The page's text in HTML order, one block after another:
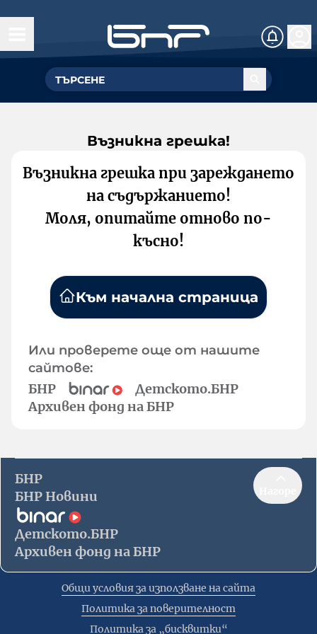
Възникна грешка!
Възникна грешка при зареждането
на съдържанието!
Моля, опитайте отново по-
късно!
Към начална страница
Или проверете още от нашите
сайтове:
БНР
Детското.БНР
Архивен фонд на БНР
БНР
БНР Новини
Детското.БНР
Архивен фонд на БНР
Общи условия за използване на сайта
Политика за поверителност
Политика за „бисквитки“